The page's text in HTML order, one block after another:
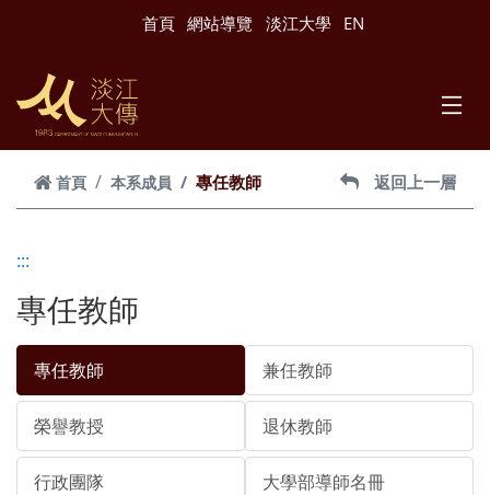
首頁 網站導覽 淡江大學 EN
首頁 本系成員 專任教師 返回上一層
:::
專任教師
專任教師 兼任教師
榮譽教授 退休教師
行政團隊 大學部導師名冊